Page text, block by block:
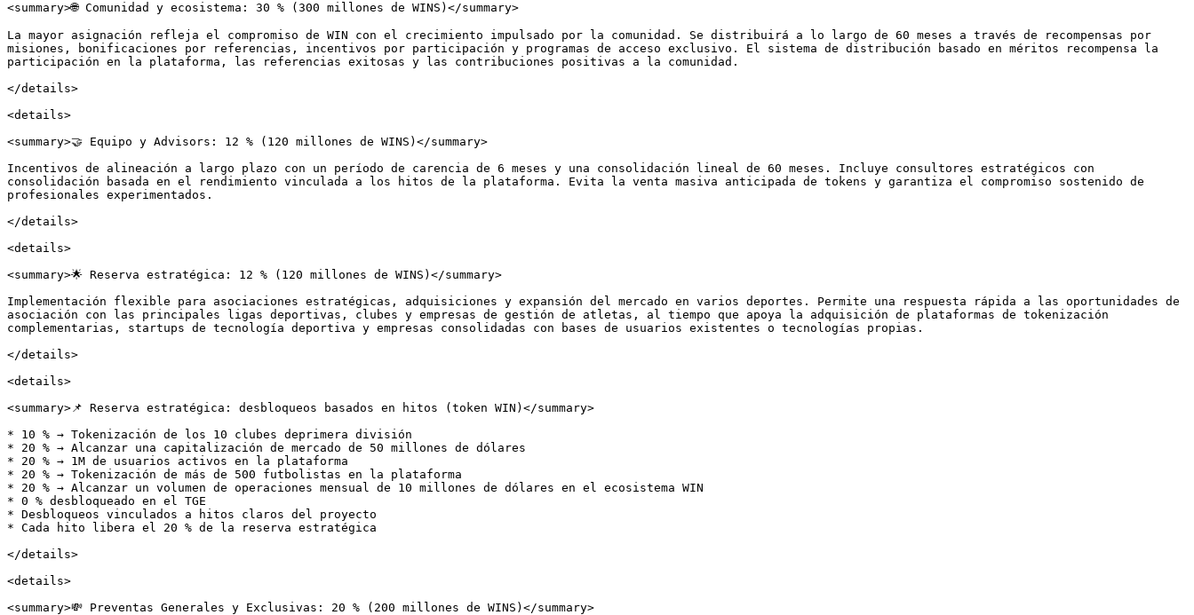
<summary>🌐 Comunidad y ecosistema: 30 % (300 millones de WINS)</summary>
La mayor asignación refleja el compromiso de WIN con el crecimiento impulsado por la comunidad. Se distribuirá a lo largo de 60 meses a través de recompensas por
misiones, bonificaciones por referencias, incentivos por participación y programas de acceso exclusivo. El sistema de distribución basado en méritos recompensa la
participación en la plataforma, las referencias exitosas y las contribuciones positivas a la comunidad.
</details>
<details>
<summary>🤝 Equipo y Advisors: 12 % (120 millones de WINS)</summary>
Incentivos de alineación a largo plazo con un período de carencia de 6 meses y una consolidación lineal de 60 meses. Incluye consultores estratégicos con
consolidación basada en el rendimiento vinculada a los hitos de la plataforma. Evita la venta masiva anticipada de tokens y garantiza el compromiso sostenido de
profesionales experimentados.
</details>
<details>
<summary>🌟 Reserva estratégica: 12 % (120 millones de WINS)</summary>
Implementación flexible para asociaciones estratégicas, adquisiciones y expansión del mercado en varios deportes. Permite una respuesta rápida a las oportunidades de
asociación con las principales ligas deportivas, clubes y empresas de gestión de atletas, al tiempo que apoya la adquisición de plataformas de tokenización
complementarias, startups de tecnología deportiva y empresas consolidadas con bases de usuarios existentes o tecnologías propias.
</details>
<details>
<summary>📌 Reserva estratégica: desbloqueos basados en hitos (token WIN)</summary>
* 10 % → Tokenización de los 10 clubes deprimera división
* 20 % → Alcanzar una capitalización de mercado de 50 millones de dólares
* 20 % → 1M de usuarios activos en la plataforma
* 20 % → Tokenización de más de 500 futbolistas en la plataforma
* 20 % → Alcanzar un volumen de operaciones mensual de 10 millones de dólares en el ecosistema WIN
* 0 % desbloqueado en el TGE
* Desbloqueos vinculados a hitos claros del proyecto
* Cada hito libera el 20 % de la reserva estratégica
</details>
<details>
<summary>💸 Preventas Generales y Exclusivas: 20 % (200 millones de WINS)</summary>